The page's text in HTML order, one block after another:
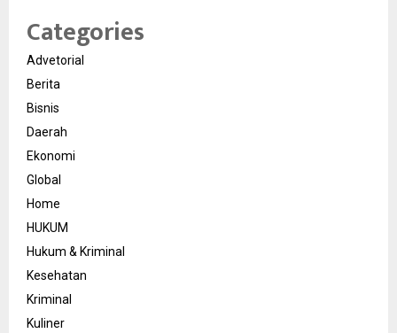
Categories
Advetorial
Berita
Bisnis
Daerah
Ekonomi
Global
Home
HUKUM
Hukum & Kriminal
Kesehatan
Kriminal
Kuliner